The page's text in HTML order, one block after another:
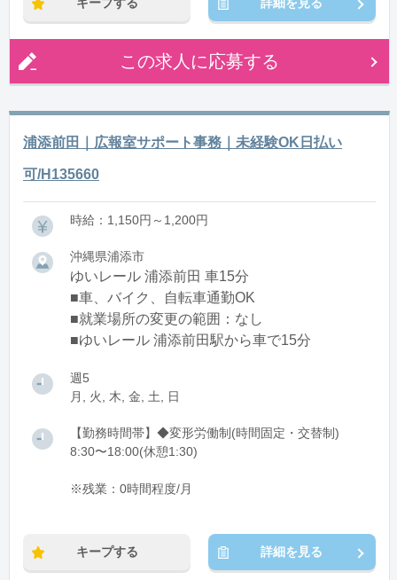
この求人に応募する
浦添前田｜広報室サポート事務｜未経験OK日払い
可/H135660
時給：1,150円～1,200円
沖縄県浦添市
ゆいレール 浦添前田 車15分
■車、バイク、自転車通勤OK
■就業場所の変更の範囲：なし
■ゆいレール 浦添前田駅から車で15分
週5
月, 火, 木, 金, 土, 日
【勤務時間帯】◆変形労働制(時間固定・交替制)
8:30〜18:00(休憩1:30)
※残業：0時間程度/月
キープする 詳細を見る